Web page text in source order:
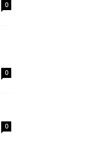
0
0
0